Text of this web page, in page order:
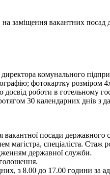
на заміщення вакантних
комунального
фотокартку
роботи в готельному
30 календарних днів
посади державного
магістра, спеціаліста.
державної служби.
з 8.00 до 17.00 години